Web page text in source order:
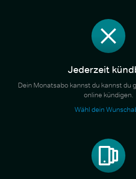
Jederzeit
Dein Monatsabo kannst du kannst du
online kündigen.
Wähl dein